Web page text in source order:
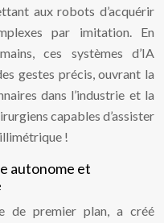
aux robots d’acquérir
par imitation. En
ces systèmes d’IA
gestes précis, ouvrant la
dans l’industrie et la
capables d’assister
!
autonome et
de premier plan, a créé